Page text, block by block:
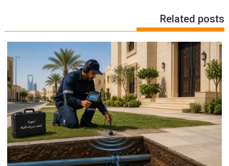
Related posts